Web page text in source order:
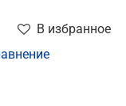
В избранное